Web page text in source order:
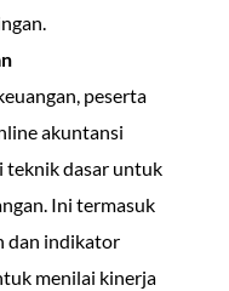
peserta
akuntansi
teknik dasar untuk
Ini termasuk
dan indikator
menilai kinerja